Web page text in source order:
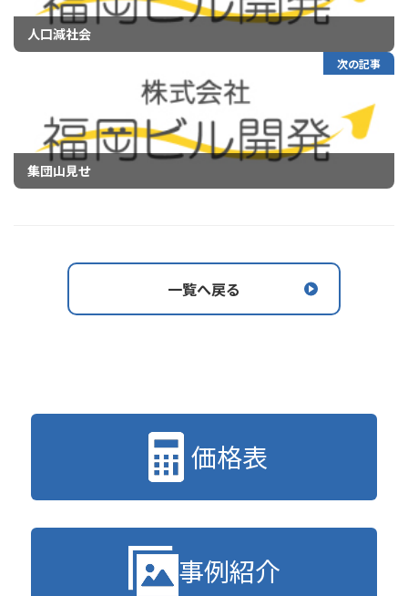
人口減社会
次の記事
集団山見せ
一覧へ戻る
価格表
事例紹介